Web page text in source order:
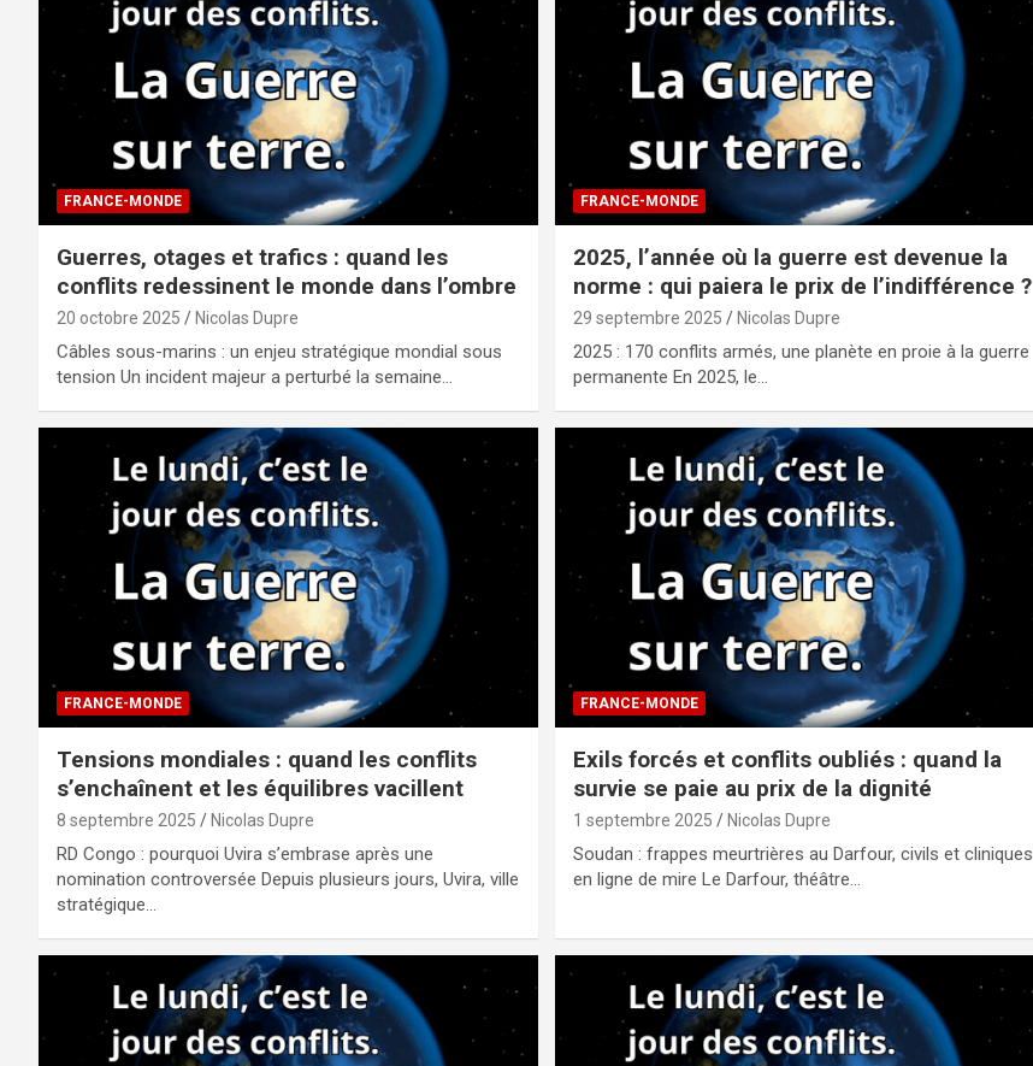
FRANCE-MONDE
Guerres, otages et trafics : quand les
conflits redessinent le monde dans l’ombre
20 octobre 2025 Nicolas Dupre
Câbles sous-marins : un enjeu stratégique mondial sous
tension Un incident majeur a perturbé la semaine…
FRANCE-MONDE
2025, l’année où la guerre est devenue la
norme : qui paiera le prix de l’indifférence ?
29 septembre 2025 Nicolas Dupre
2025 : 170 conflits armés, une planète en proie à la guerre
permanente En 2025, le…
FRANCE-MONDE
Tensions mondiales : quand les conflits
s’enchaînent et les équilibres vacillent
8 septembre 2025 Nicolas Dupre
RD Congo : pourquoi Uvira s’embrase après une
nomination controversée Depuis plusieurs jours, Uvira, ville
stratégique…
FRANCE-MONDE
Exils forcés et conflits oubliés : quand la
survie se paie au prix de la dignité
1 septembre 2025 Nicolas Dupre
Soudan : frappes meurtrières au Darfour, civils et cliniques
en ligne de mire Le Darfour, théâtre…